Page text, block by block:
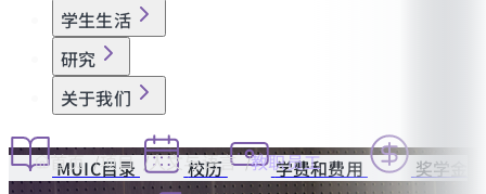
学生生活
研究
关于我们
MUIC目录 校历 学费和费用 奖学金
首页 项目 人文与语言 教职员工